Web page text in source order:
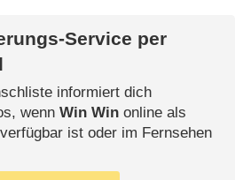
Service per
informiert dich
wenn Win Winonline als
ist oder im Fernsehen